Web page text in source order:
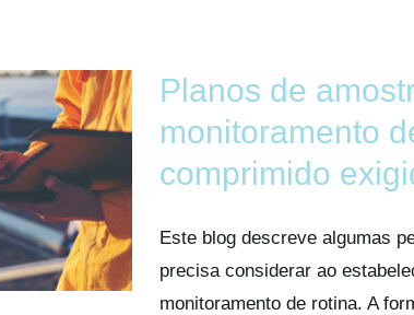
Planos de
monitoramento
comprimido
Este blog descreve algumas
precisa considerar ao
monitoramento de rotina. A